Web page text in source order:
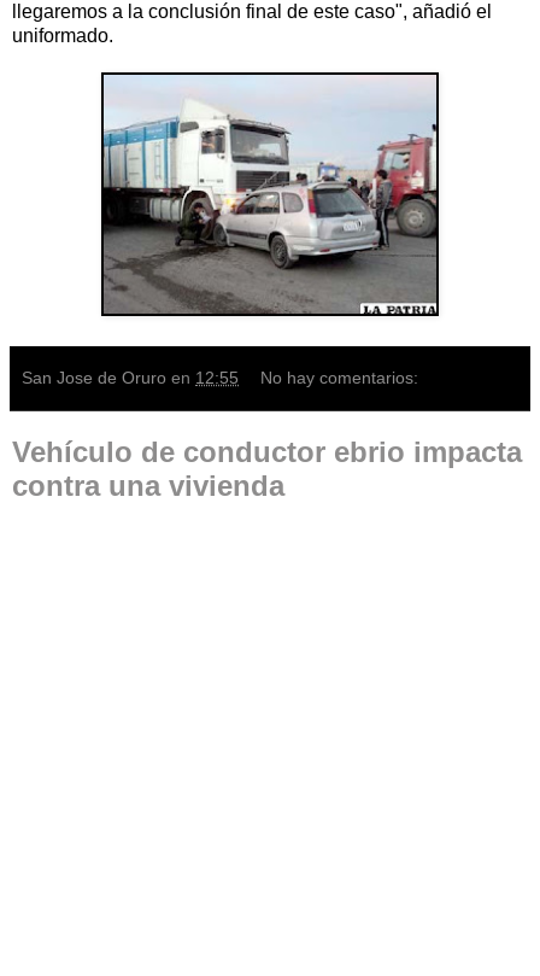
llegaremos a la conclusión final de este caso", añadió el
uniformado.
San Jose de Oruro en 12:55 No hay comentarios:
Vehículo de conductor ebrio impacta
contra una vivienda